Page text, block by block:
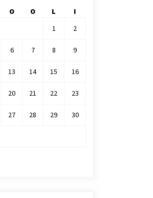
O O L
I
1
2
6 7 8 9
13 14 15 16
20 21 22 23
27 28 29 30